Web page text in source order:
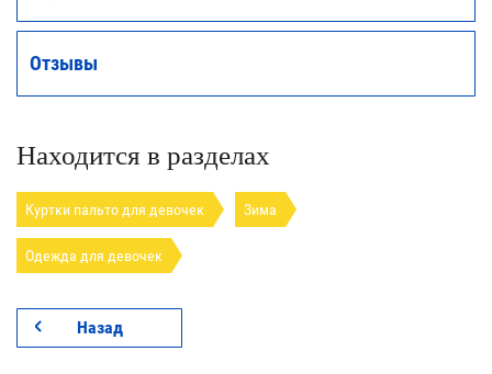
Отзывы
Находится в разделах
Куртки пальто для девочек Зима
Одежда для девочек
Назад